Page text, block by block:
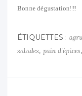
Bonne dégustation!!!
ÉTIQUETTES :
salades, pain d'épices,